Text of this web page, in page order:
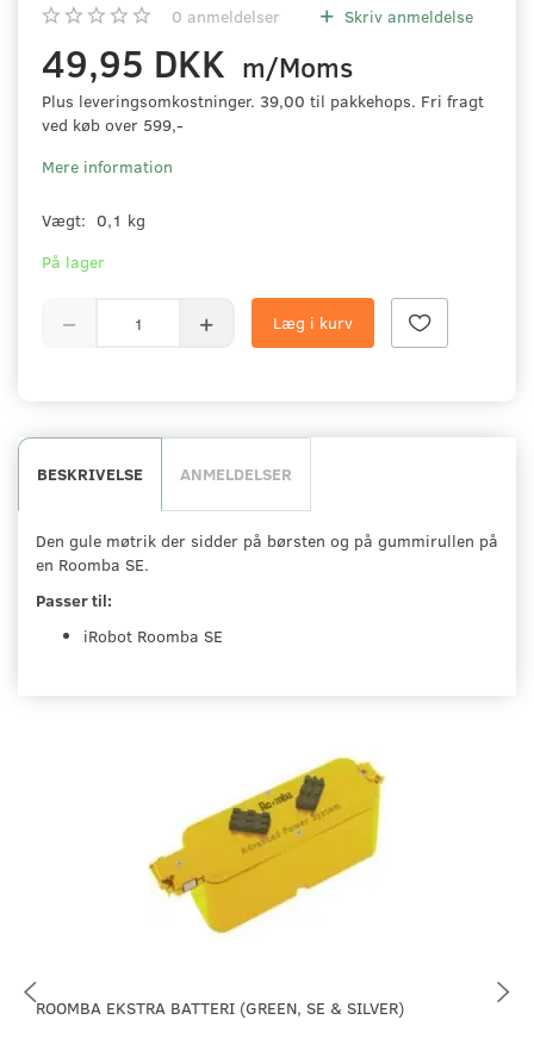
0 anmeldelser Skriv anmeldelse
49,95 DKK m/Moms
Plus leveringsomkostninger. 39,00 til pakkehops. Fri fragt
ved køb over 599,-
Mere information
Vægt: 0,1 kg
På lager
Læg i kurv
BESKRIVELSE ANMELDELSER
Den gule møtrik der sidder på børsten og på gummirullen på
en Roomba SE.
Passer til:
iRobot Roomba SE
ROOMBA EKSTRA BATTERI (GREEN, SE & SILVER)